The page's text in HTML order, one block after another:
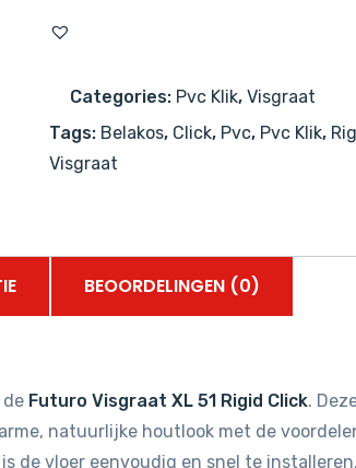
XL
Rigid
Click
PVC
Categories: Pvc Klik, Visgraat
Tags: Belakos, Click, Pvc, Pvc Klik,
Visgraat
BEOORDELINGEN (0)
Futuro Visgraat XL 51 Rigid Click.
natuurlijke houtlook met de
de vloer eenvoudig en snel te